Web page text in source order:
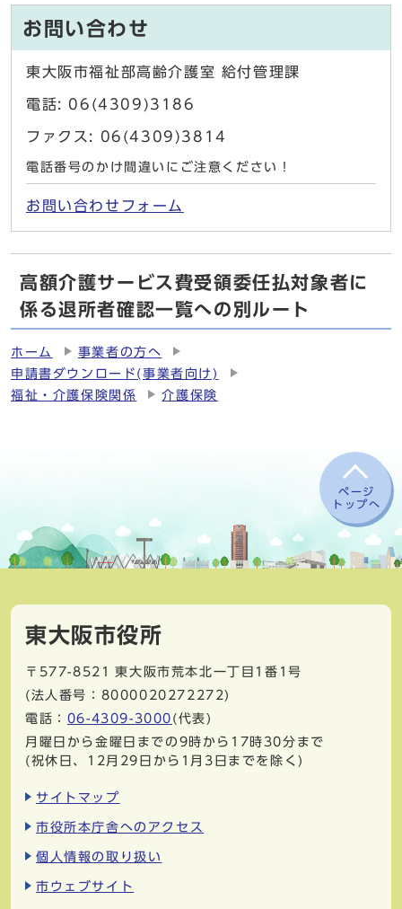
お問い合わせ
東大阪市福祉部高齢介護室 給付管理課
電話: 06(4309)3186
ファクス: 06(4309)3814
電話番号のかけ間違いにご注意ください！
お問い合わせフォーム
高額介護サービス費受領委任払対象者に
係る退所者確認一覧への別ルート
ホーム
事業者の方へ
申請書ダウンロード(事業者向け)
福祉・介護保険関係
介護保険
ページ
トップへ
東大阪市役所
〒577-8521
東大阪市荒本北一丁目1番1号
(法人番号：8000020272272)
電話： 06-4309-3000 (代表)
月曜日から金曜日までの9時から17時30分まで
(祝休日、12月29日から1月3日までを除く)
サイトマップ
市役所本庁舎へのアクセス
個人情報の取り扱い
市ウェブサイト